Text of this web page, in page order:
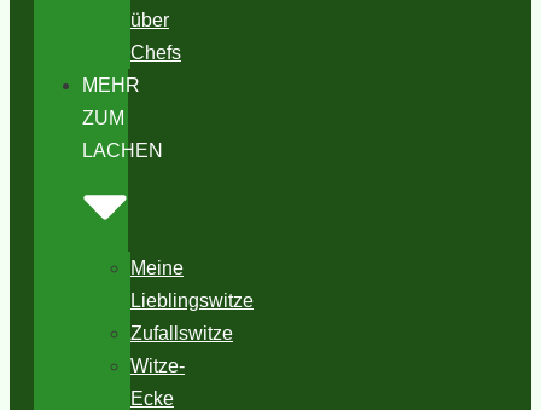
über
Chefs
MEHR
ZUM
LACHEN
Meine
Lieblingswitze
Zufallswitze
Witze-
Ecke